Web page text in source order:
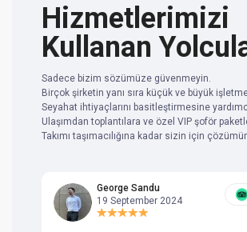
Hizmetlerimizi
Kullanan
Sadece bizim sözümüze güvenmeyin.
Birçok şirketin yanı sıra küçük ve büyük
Seyahat ihtiyaçlarını basitleştirmesine
Ulaşımdan toplantılara ve özel VIP şoför
Takımı taşımacılığına kadar sizin için
George Sandu
19 September 2024